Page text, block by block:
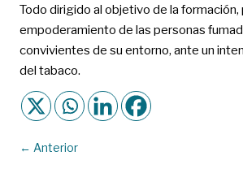
Todo dirigido al objetivo de la formación,
empoderamiento de las personas
convivientes de su entorno, ante un
del tabaco.
← Anterior